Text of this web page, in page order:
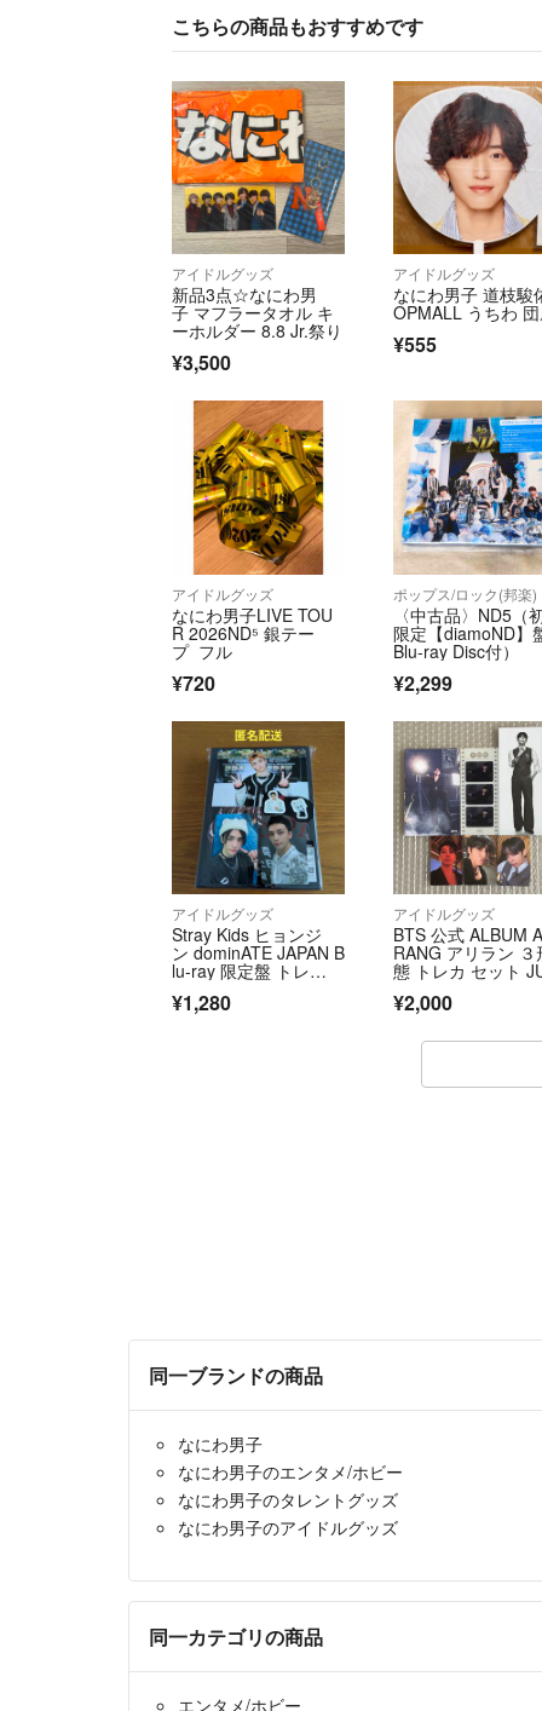
こちらの商品もおすすめです
アイドルグッズ
新品3点☆なにわ男
子 マフラータオル キ
ーホルダー 8.8 Jr.祭り
¥3,500
アイドルグッズ
なにわ男子 道枝駿
OPMALL うちわ
¥555
アイドルグッズ
なにわ男子LIVE TOU
R 2026ND⁵ 銀テー
プ フル
¥720
ポップス/ロック(邦楽)
〈中古品〉ND5（
限定【diamoND】
Blu-ray Disc付）
¥2,299
アイドルグッズ
Stray Kids ヒョンジ
ン dominATE JAPAN B
lu-ray 限定盤 トレ
カ ポスカ ステッカ
ー 4点 セット
¥1,280
アイドルグッズ
BTS 公式 ALBUM
RANG アリラン ３
態 トレカ セット
GKOOK ジョングク
¥2,000
同一ブランドの商品
なにわ男子
なにわ男子のエンタメ/ホビー
なにわ男子のタレントグッズ
なにわ男子のアイドルグッズ
同一カテゴリの商品
エンタメ/ホビー